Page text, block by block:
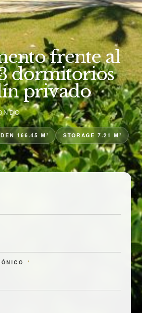
frente al
dormitorios
privado
166.45 M² STORAGE 7.21 M²
*